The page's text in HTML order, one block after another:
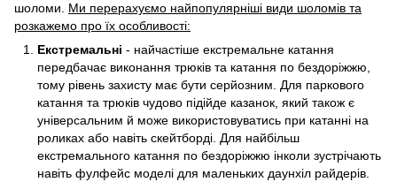
шоломи. Ми перерахуємо найпопулярніші види шоломів та
розкажемо про їх особливості:
Екстремальні - найчастіше екстремальне катання
передбачає виконання трюків та катання по бездоріжжю,
тому рівень захисту має бути серйозним. Для паркового
катання та трюків чудово підійде казанок, який також є
універсальним й може використовуватись при катанні на
роликах або навіть скейтборді. Для найбільш
екстремального катання по бездоріжжю інколи зустрічають
навіть фулфейс моделі для маленьких даунхіл райдерів.